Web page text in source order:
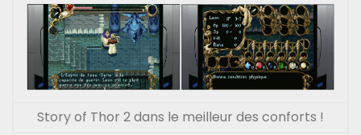
Story of Thor 2 dans le meilleur des conforts !